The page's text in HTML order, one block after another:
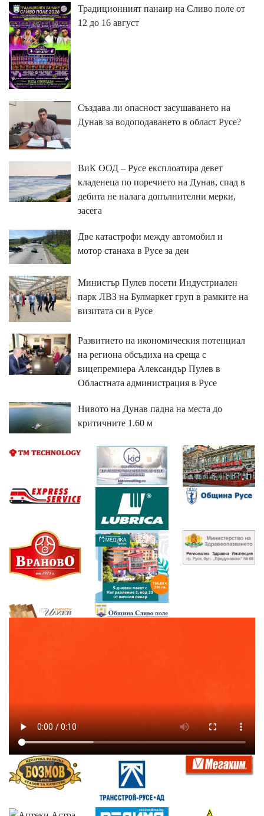
Традиционният панаир на Сливо поле от
12 до 16 август
Създава ли опасност засушаването на
Дунав за водоподаването в област Русе?
ВиК ООД – Русе експлоатира девет
кладенеца по поречието на Дунав, спад в
дебита не налага допълнителни мерки,
засега
Две катастрофи между автомобил и
мотор станаха в Русе за ден
Министър Пулев посети Индустриален
парк ЛВЗ на Булмаркет груп в рамките на
визитата си в Русе
Развитието на икономическия потенциал
на региона обсъдиха на среща с
вицепремиера Александър Пулев в
Областната администрация в Русе
Нивото на Дунав падна на места до
критичните 1.60 м